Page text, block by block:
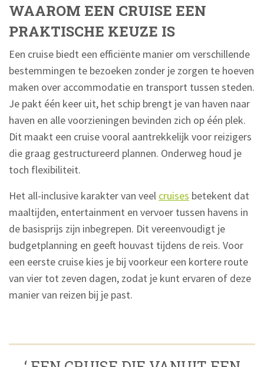
WAAROM EEN CRUISE EEN
PRAKTISCHE KEUZE IS
Een cruise biedt een efficiënte manier om verschillende
bestemmingen te bezoeken zonder je zorgen te hoeven
maken over accommodatie en transport tussen steden.
Je pakt één keer uit, het schip brengt je van haven naar
haven en alle voorzieningen bevinden zich op één plek.
Dit maakt een cruise vooral aantrekkelijk voor reizigers
die graag gestructureerd plannen. Onderweg houd je
toch flexibiliteit.
Het all-inclusive karakter van veel cruises betekent dat
maaltijden, entertainment en vervoer tussen havens in
de basisprijs zijn inbegrepen. Dit vereenvoudigt je
budgetplanning en geeft houvast tijdens de reis. Voor
een eerste cruise kies je bij voorkeur een kortere route
van vier tot zeven dagen, zodat je kunt ervaren of deze
manier van reizen bij je past.